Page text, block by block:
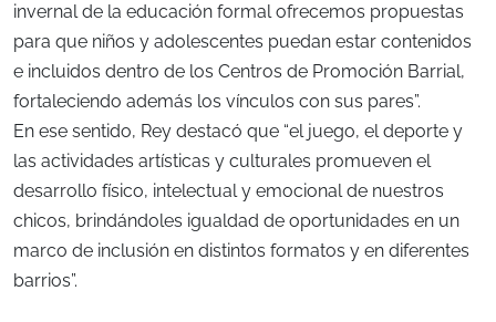
invernal de la educación formal ofrecemos propuestas
para que niños y adolescentes puedan estar contenidos
e incluidos dentro de los Centros de Promoción Barrial,
fortaleciendo además los vínculos con sus pares”.
En ese sentido, Rey destacó que “el juego, el deporte y
las actividades artísticas y culturales promueven el
desarrollo físico, intelectual y emocional de nuestros
chicos, brindándoles igualdad de oportunidades en un
marco de inclusión en distintos formatos y en diferentes
barrios”.